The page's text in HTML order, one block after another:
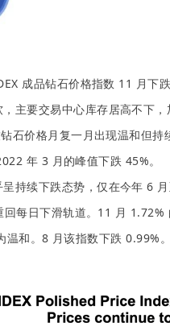
成品钻石价格指数 11 月下跌
主要交易中心库存居高不下
石价格月复一月出现温和但持
年 3 月的峰值下跌 45%。
呈持续下跌态势，仅在今年 6
回每日下滑轨道。11 月
和。8 月该指数下跌 0.99%。